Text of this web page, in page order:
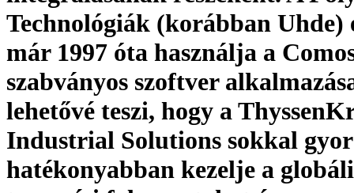
Technológiák (korábban Uhde)
már 1997 óta használja a
szabványos szoftver
lehetővé teszi, hogy a
Industrial Solutions sokkal
hatékonyabban kezelje a